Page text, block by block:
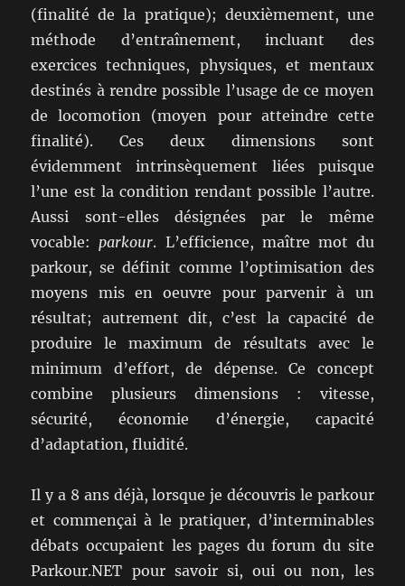
(finalité de la pratique); deuxièmement, une
méthode d’entraînement, incluant des
exercices techniques, physiques, et mentaux
destinés à rendre possible l’usage de ce moyen
de locomotion (moyen pour atteindre cette
finalité). Ces deux dimensions sont
évidemment intrinsèquement liées puisque
l’une est la condition rendant possible l’autre.
Aussi sont-elles désignées par le même
vocable:parkour. L’efficience, maître mot du
parkour, se définit comme l’optimisation des
moyens mis en oeuvre pour parvenir à un
résultat; autrement dit, c’est la capacité de
produire le maximum de résultats avec le
minimum d’effort, de dépense. Ce concept
combine plusieurs dimensions : vitesse,
sécurité, économie d’énergie, capacité
d’adaptation, fluidité.
Il y a 8 ans déjà, lorsque je découvris le parkour
et commençai à le pratiquer, d’interminables
débats occupaient les pages du forum du site
Parkour.NET pour savoir si, oui ou non, les